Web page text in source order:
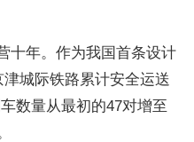
十年。作为我国首条设计
城际铁路累计安全运送
数量从最初的47对增至